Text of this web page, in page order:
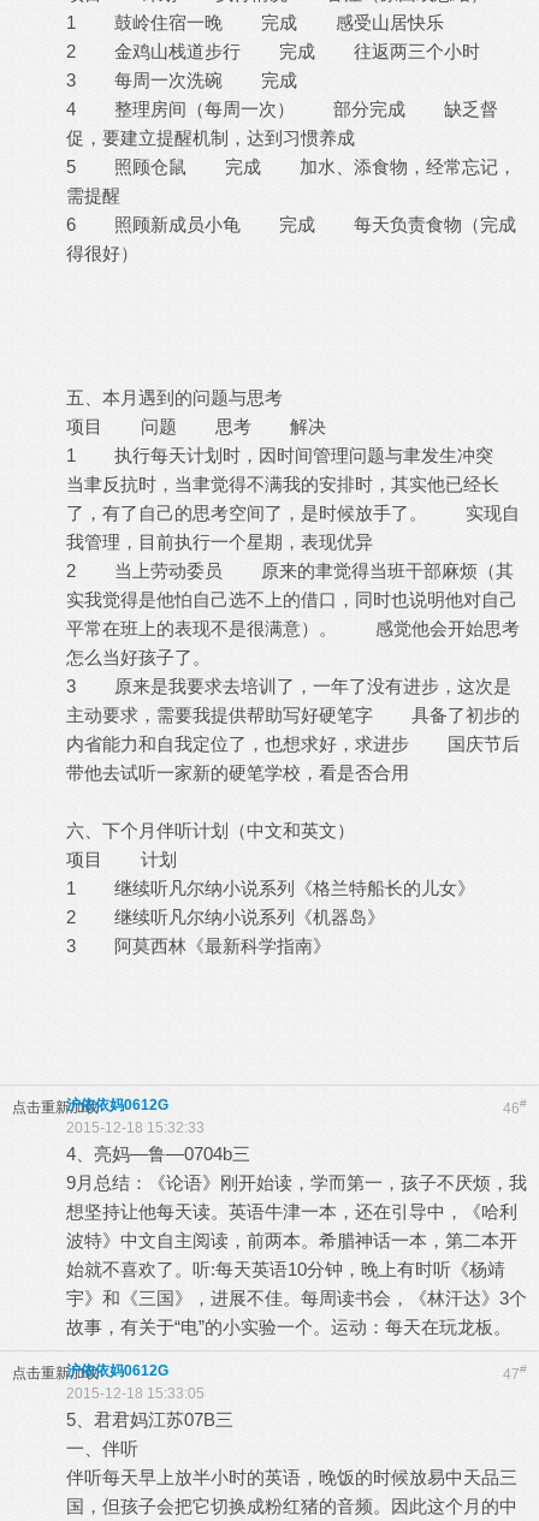
1 鼓岭住宿一晚 完成 感受山居快乐
2 金鸡山栈道步行 完成 往返两三个小时
3 每周一次洗碗 完成
4 整理房间（每周一次） 部分完成 缺乏督
促，要建立提醒机制，达到习惯养成
5 照顾仓鼠 完成 加水、添食物，经常忘记，
需提醒
6 照顾新成员小龟 完成 每天负责食物（完成
得很好）
五、本月遇到的问题与思考
项目 问题 思考 解决
1 执行每天计划时，因时间管理问题与聿发生冲突
当聿反抗时，当聿觉得不满我的安排时，其实他已经长
了，有了自己的思考空间了，是时候放手了。 实现自
我管理，目前执行一个星期，表现优异
2 当上劳动委员 原来的聿觉得当班干部麻烦（其
实我觉得是他怕自己选不上的借口，同时也说明他对自己
平常在班上的表现不是很满意）。 感觉他会开始思考
怎么当好孩子了。
3 原来是我要求去培训了，一年了没有进步，这次是
主动要求，需要我提供帮助写好硬笔字 具备了初步的
内省能力和自我定位了，也想求好，求进步 国庆节后
带他去试听一家新的硬笔学校，看是否合用
六、下个月伴听计划（中文和英文）
项目 计划
1 继续听凡尔纳小说系列《格兰特船长的儿女》
2 继续听凡尔纳小说系列《机器岛》
3 阿莫西林《最新科学指南》
点击重新加载 46#
沪依依妈0612G
2015-12-18 15:32:33
4、亮妈—鲁—0704b三
9月总结：《论语》刚开始读，学而第一，孩子不厌烦，我
想坚持让他每天读。英语牛津一本，还在引导中，《哈利
波特》中文自主阅读，前两本。希腊神话一本，第二本开
始就不喜欢了。听:每天英语10分钟，晚上有时听《杨靖
宇》和《三国》，进展不佳。每周读书会，《林汗达》3个
故事，有关于“电”的小实验一个。运动：每天在玩龙板。
点击重新加载 47#
沪依依妈0612G
2015-12-18 15:33:05
5、君君妈江苏07B三
一、伴听
伴听每天早上放半小时的英语，晚饭的时候放易中天品三
国，但孩子会把它切换成粉红猪的音频。因此这个月的中